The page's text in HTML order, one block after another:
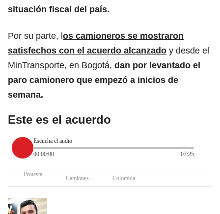
situación fiscal del país.
Por su parte, los camioneros se mostraron
satisfechos con el acuerdo alcanzado y desde el
MinTransporte, en Bogotá, dan por levantado el
paro camionero que empezó a inicios de
semana.
Este es el acuerdo
Escucha el audio
00:00:00
07:25
Protesta
Camiones Colombia